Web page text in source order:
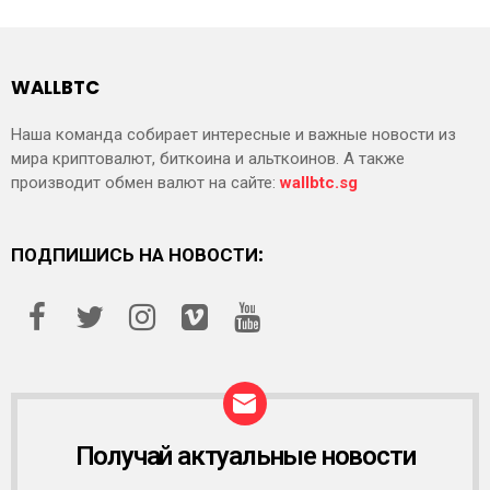
WALLBTC
Наша команда собирает интересные и важные новости из
мира криптовалют, биткоина и альткоинов. А также
производит обмен валют на сайте:wallbtc.sg
ПОДПИШИСЬ НА НОВОСТИ:
Получай актуальные новости